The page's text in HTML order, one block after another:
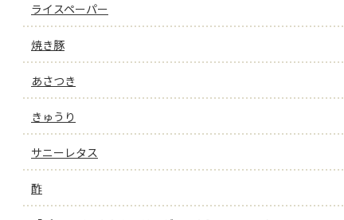
ライスペーパー
焼き豚
あさつき
きゅうり
サニーレタス
酢